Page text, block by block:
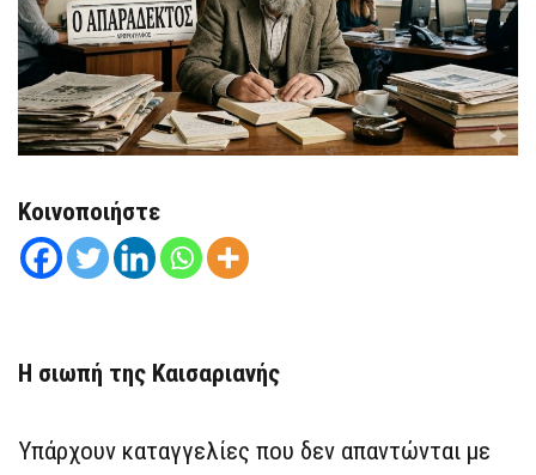
Κοινοποιήστε
Η σιωπή της Καισαριανής
Υπάρχουν καταγγελίες που δεν απαντώνται με